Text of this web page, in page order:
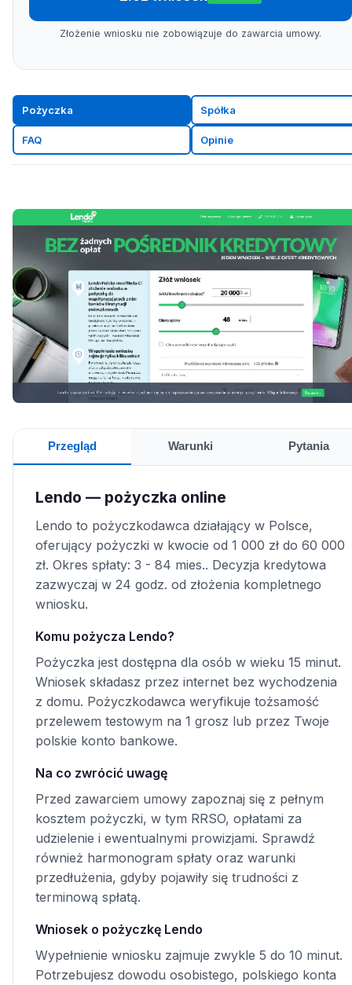
Złożenie wniosku nie zobowiązuje do zawarcia umowy.
Pożyczka Spółka
FAQ Opinie
Przegląd Warunki Pytania
Lendo — pożyczka online
Lendo to pożyczkodawca działający w Polsce,
oferujący pożyczki w kwocie od 1 000 zł do 60 000
zł. Okres spłaty: 3 - 84 mies.. Decyzja kredytowa
zazwyczaj w 24 godz. od złożenia kompletnego
wniosku.
Komu pożycza Lendo?
Pożyczka jest dostępna dla osób w wieku 15 minut.
Wniosek składasz przez internet bez wychodzenia
z domu. Pożyczkodawca weryfikuje tożsamość
przelewem testowym na 1 grosz lub przez Twoje
polskie konto bankowe.
Na co zwrócić uwagę
Przed zawarciem umowy zapoznaj się z pełnym
kosztem pożyczki, w tym RRSO, opłatami za
udzielenie i ewentualnymi prowizjami. Sprawdź
również harmonogram spłaty oraz warunki
przedłużenia, gdyby pojawiły się trudności z
terminową spłatą.
Wniosek o pożyczkę Lendo
Wypełnienie wniosku zajmuje zwykle 5 do 10 minut.
Potrzebujesz dowodu osobistego, polskiego konta